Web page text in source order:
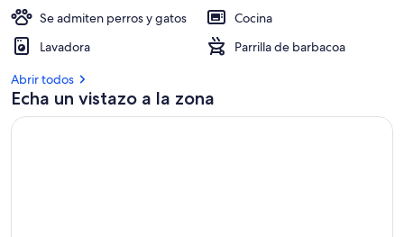
Se admiten perros y gatos
Cocina
Lavadora
Parrilla de barbacoa
Abrir todos
Echa un vistazo a la zona